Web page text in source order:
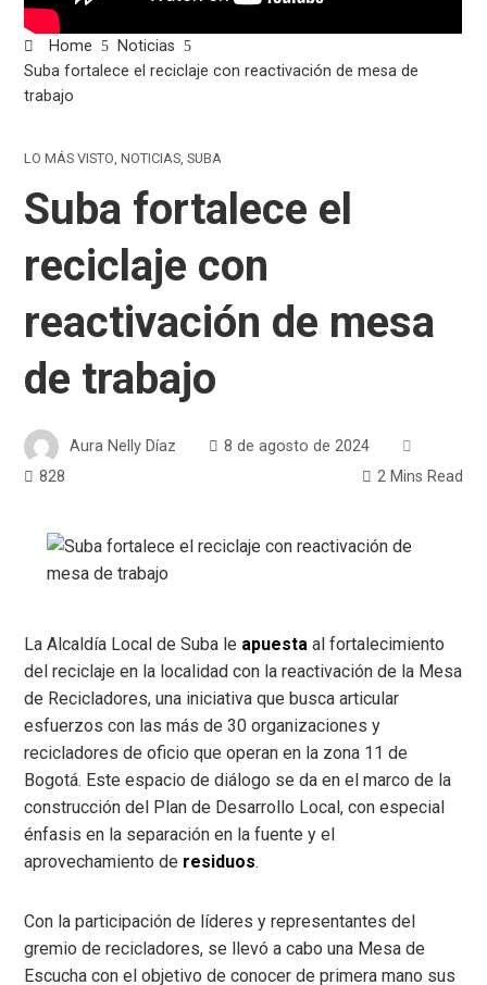
Home
Noticias
Suba fortalece el reciclaje con reactivación de mesa de
trabajo
LO MÁS VISTO,NOTICIAS,SUBA
Suba fortalece el
reciclaje con
reactivación de mesa
de trabajo
Aura Nelly Díaz
8 de agosto de 2024
828
2 Mins Read
La Alcaldía Local de Suba le apuestaal fortalecimiento
del reciclaje en la localidad con la reactivación de la Mesa
de Recicladores, una iniciativa que busca articular
esfuerzos con las más de 30 organizaciones y
recicladores de oficio que operan en la zona 11 de
Bogotá. Este espacio de diálogo se da en el marco de la
construcción del Plan de Desarrollo Local, con especial
énfasis en la separación en la fuente y el
aprovechamiento de residuos.
Con la participación de líderes y representantes del
gremio de recicladores, se llevó a cabo una Mesa de
Escucha con el objetivo de conocer de primera mano sus